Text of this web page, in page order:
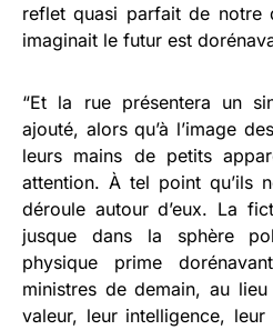
reflet quasi parfait de notre
imaginait le futur est
“Et la rue présentera un
ajouté, alors qu’à l’image
leurs mains de petits
attention. À tel point qu’ils
déroule autour d’eux. La
jusque dans la sphère
physique prime
ministres de demain, au
valeur, leur intelligence,